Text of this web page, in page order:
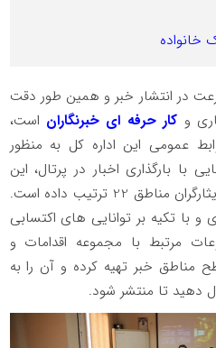
خانواده
در انتشار خبر و همین طور دقت
و کار حرفه ای خبرنگاران است،
عمومی این اداره کل به منظور
با بارگذاری اخبار در پرتال، این
نشست را ویژه کارشناسان امور ایثارگران مناطق 22 ترتیب داده است.
با تکیه بر توانایی های اکتسابی
مرتبط با مجموعه اقدامات و
مناطق خبر تهیه کرده و آن را به
دهید تا منتشر شود.